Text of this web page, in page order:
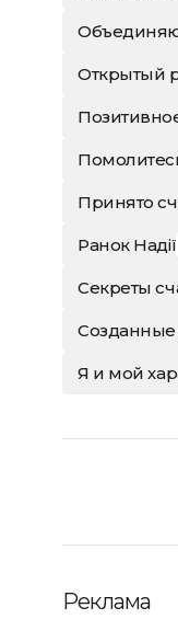
Открытый
Принято
Ранок Надії
Секреты
Я и мой
Реклама